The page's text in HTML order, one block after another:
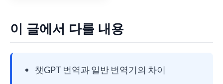
이 글에서 다룰 내용
챗GPT 번역과 일반 번역기의 차이